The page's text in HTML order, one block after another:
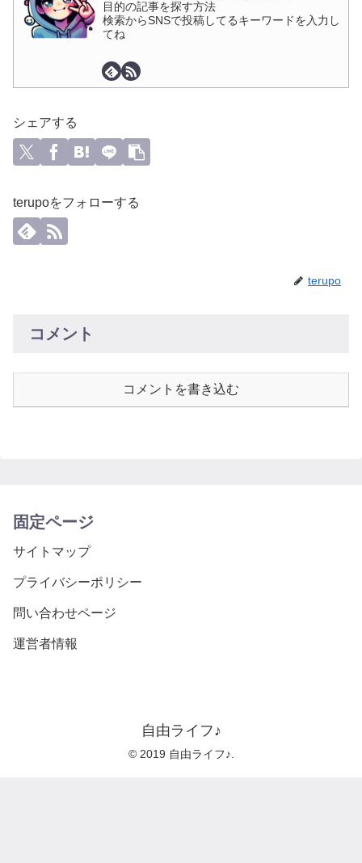
目的の記事を探す方法
検索からSNSで投稿してるキーワードを入力し
てね
シェアする
terupoをフォローする
terupo
コメント
コメントを書き込む
固定ページ
サイトマップ
プライバシーポリシー
問い合わせページ
運営者情報
自由ライフ♪
© 2019 自由ライフ♪.